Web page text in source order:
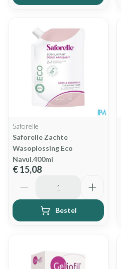
Saforelle
Saforelle Zachte
Wasoplossing Eco
Navul.400ml
€ 15,08
Bestel